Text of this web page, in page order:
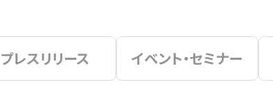
プレスリリース イベント・セミナー